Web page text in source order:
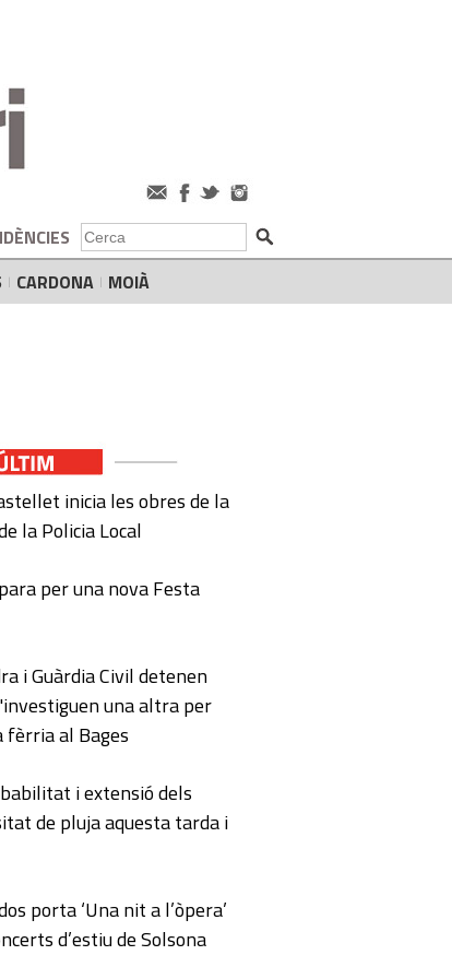
CARDONA MOIÀ
inicia les obres de la
la Policia Local
per una nova Festa
i Guàrdia Civil detenen
una altra per
fèrria al Bages
i extensió dels
de pluja aquesta tarda i
porta ‘Una nit a l’òpera’
d’estiu de Solsona